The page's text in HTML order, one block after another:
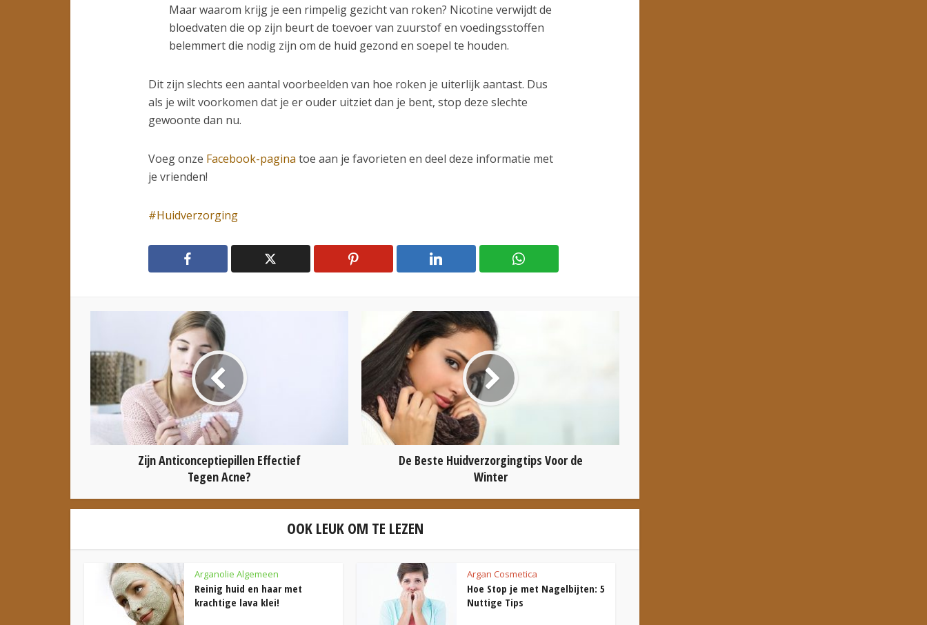
Maar waarom krijg je een rimpelig gezicht van roken? Nicotine verwijdt de
bloedvaten die op zijn beurt de toevoer van zuurstof en voedingsstoffen
belemmert die nodig zijn om de huid gezond en soepel te houden.
Dit zijn slechts een aantal voorbeelden van hoe roken je uiterlijk aantast. Dus
als je wilt voorkomen dat je er ouder uitziet dan je bent, stop deze slechte
gewoonte dan nu.
Voeg onze Facebook-pagina toe aan je favorieten en deel deze informatie met
je vrienden!
Huidverzorging
Zijn Anticonceptiepillen Effectief
Tegen Acne?
De Beste Huidverzorgingtips Voor de
Winter
OOK LEUK OM TE LEZEN
Arganolie Algemeen
Reinig huid en haar met
krachtige lava klei!
Argan Cosmetica
Hoe Stop je met Nagelbijten: 5
Nuttige Tips